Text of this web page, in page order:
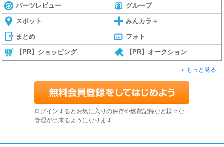
パーツレビュー グループ
スポット みんカラ＋
まとめ フォト
【PR】ショッピング 【PR】オークション
もっと見る
ログインするとお気に入りの保存や燃費記録など様々な
管理が出来るようになります